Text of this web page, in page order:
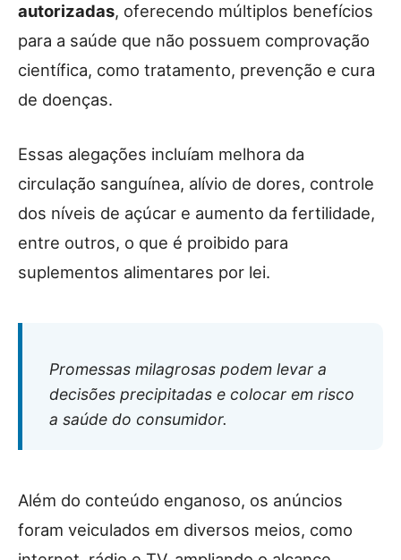
autorizadas, oferecendo múltiplos benefícios
para a saúde que não possuem comprovação
científica, como tratamento, prevenção e cura
de doenças.
Essas alegações incluíam melhora da
circulação sanguínea, alívio de dores, controle
dos níveis de açúcar e aumento da fertilidade,
entre outros, o que é proibido para
suplementos alimentares por lei.
Promessas milagrosas podem levar a
decisões precipitadas e colocar em risco
a saúde do consumidor.
Além do conteúdo enganoso, os anúncios
foram veiculados em diversos meios, como